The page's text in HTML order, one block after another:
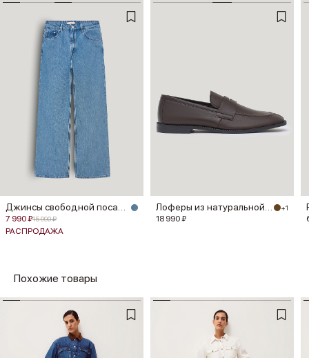
Джинсы свободной посадки
7 990 ₽15 990 ₽
РАСПРОДАЖА
Лоферы из натуральной кожи +1
18 990 ₽
Похожие товары